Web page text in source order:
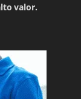
valor.